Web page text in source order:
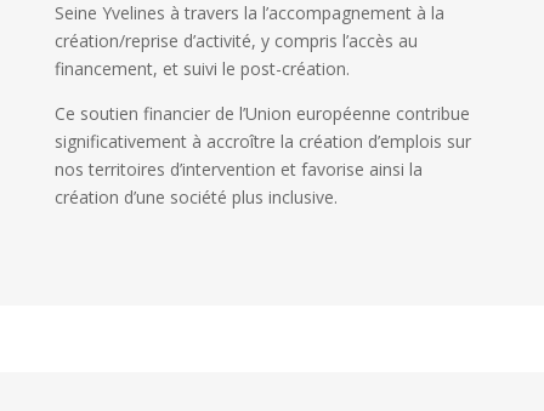
Seine Yvelines à travers la l’accompagnement à la
création/reprise d’activité, y compris l’accès au
financement, et suivi le post-création.
Ce soutien financier de l’Union européenne contribue
significativement à accroître la création d’emplois sur
nos territoires d’intervention et favorise ainsi la
création d’une société plus inclusive.